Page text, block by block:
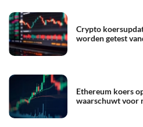
Crypto
worden getest
Ethereum koers
waarschuwt voor